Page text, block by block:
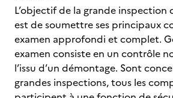
L’objectif de la grande inspection
est de soumettre ses principaux
examen approfondi et complet.
examen consiste en un contrôle
l’issu d’un démontage. Sont
grandes inspections, tous les